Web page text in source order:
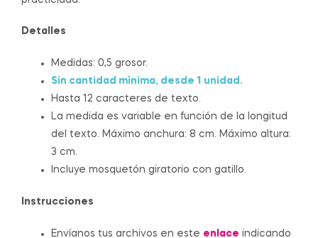
Detalles
Medidas: 0,5 grosor.
Sin cantidad mínima, desde 1 unidad.
Hasta 12 caracteres de texto.
La medida es variable en función de la longitud
del texto. Máximo anchura: 8 cm. Máximo altura:
3 cm.
Incluye mosquetón giratorio con gatillo.
Instrucciones
Envíanos tus archivos en este enlace indicando